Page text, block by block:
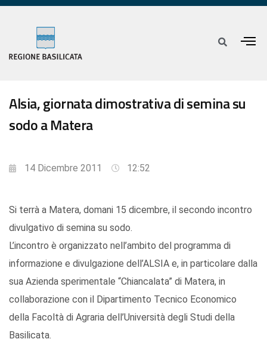
Alsia, giornata dimostrativa di semina su
sodo a Matera
14 Dicembre 2011 12:52
Si terrà a Matera, domani 15 dicembre, il secondo incontro
divulgativo di semina su sodo.
L’incontro è organizzato nell’ambito del programma di
informazione e divulgazione dell’ALSIA e, in particolare dalla
sua Azienda sperimentale “Chiancalata” di Matera, in
collaborazione con il Dipartimento Tecnico Economico
della Facoltà di Agraria dell’Università degli Studi della
Basilicata.